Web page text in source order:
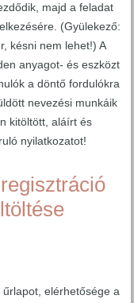
majd a feladat
(Gyülekező:
késni nem lehet!) A
anyagot- és eszközt
a döntő fordulókra
nevezési munkáik
kitöltött, aláírt és
nyilatkozatot!
elérhetősége a